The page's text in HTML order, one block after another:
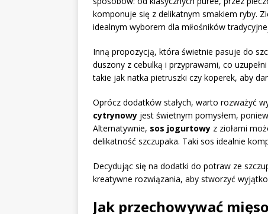
komponuje się z delikatnym smakiem ryby.
idealnym wyborem dla miłośników
Inną propozycją, która świetnie pasuje do
duszony z cebulką i przyprawami, co
takie jak natka pietruszki czy koperek, aby
Oprócz dodatków stałych, warto rozważyć
cytrynowy jest świetnym pomysłem,
Alternatywnie, sos jogurtowy z ziołami
delikatność szczupaka. Taki sos idealnie
Decydując się na dodatki do potraw ze
kreatywne rozwiązania, aby stworzyć
Jak przechowywać